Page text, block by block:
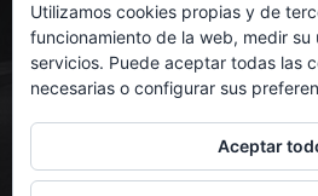
Utilizamos cookies propias y de
funcionamiento de la web, medir su
servicios. Puede aceptar todas las
necesarias o configurar sus
Aceptar